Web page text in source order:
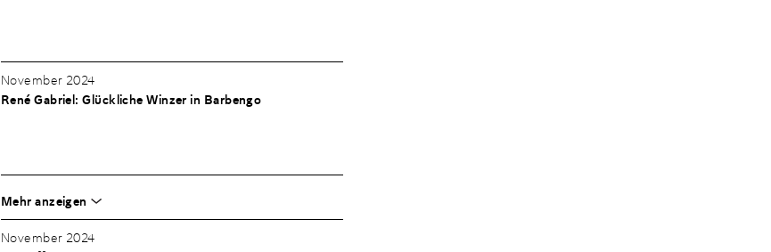
November 2024
René Gabriel: Glückliche Winzer in Barbengo
Mehr anzeigen
November 2024